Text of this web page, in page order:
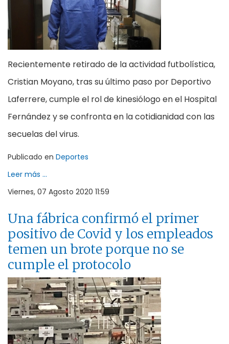
Recientemente retirado de la actividad futbolística,
Cristian Moyano, tras su último paso por Deportivo
Laferrere, cumple el rol de kinesiólogo en el Hospital
Fernández y se confronta en la cotidianidad con las
secuelas del virus.
Publicado en Deportes
Leer más ...
Viernes, 07 Agosto 2020 11:59
Una fábrica confirmó el primer
positivo de Covid y los empleados
temen un brote porque no se
cumple el protocolo